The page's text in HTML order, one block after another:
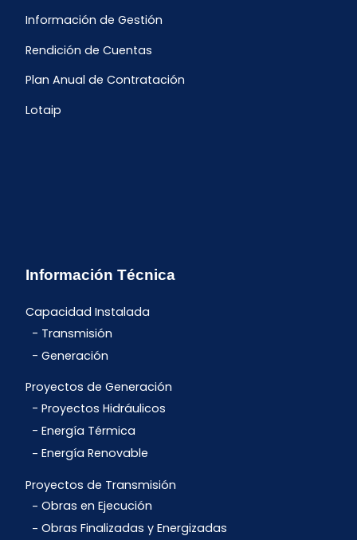
Información de Gestión
Rendición de Cuentas
Plan Anual de Contratación
Lotaip
Información Técnica
Capacidad Instalada
Transmisión
Generación
Proyectos de Generación
Proyectos Hidráulicos
Energía Térmica
Energía Renovable
Proyectos de Transmisión
Obras en Ejecución
Obras Finalizadas y Energizadas